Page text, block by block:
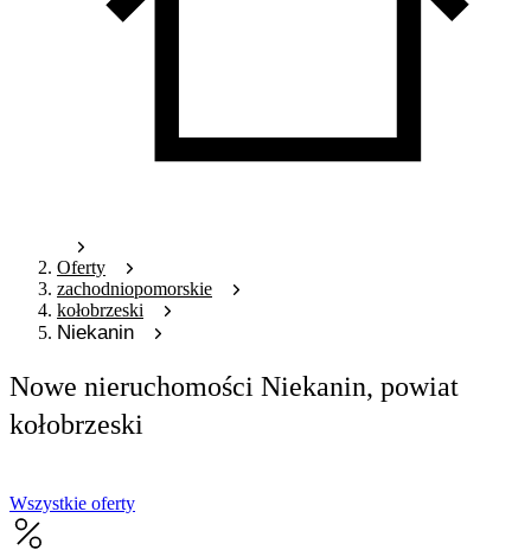
Oferty
zachodniopomorskie
kołobrzeski
Niekanin
Nowe nieruchomości Niekanin, powiat
kołobrzeski
Wszystkie oferty